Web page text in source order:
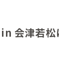
会津若